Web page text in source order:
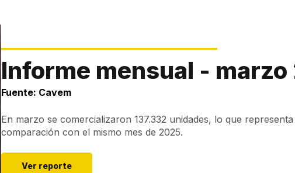
Informe mensual -
Fuente: Cavem
En marzo se comercializaron 137.332 unidades, lo que
comparación con el mismo mes de 2025.
Ver reporte